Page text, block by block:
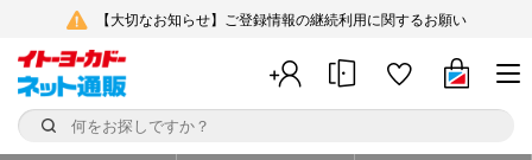
【大切なお知らせ】ご登録情報の継続利用に関するお願い